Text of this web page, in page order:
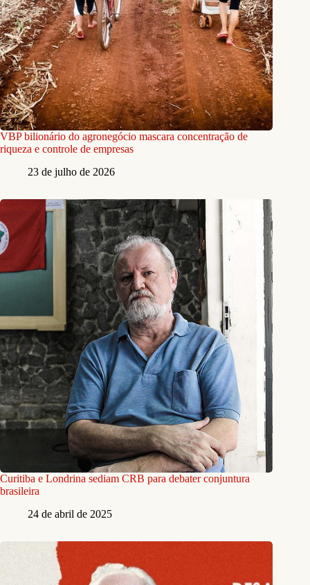
VBP bilionário do agronegócio mascara concentração de
riqueza e controle de empresas
23 de julho de 2026
Curitiba e Londrina sediam CRB para debater conjuntura
brasileira
24 de abril de 2025